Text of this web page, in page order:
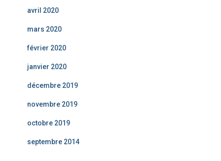
avril 2020
mars 2020
février 2020
janvier 2020
décembre 2019
novembre 2019
octobre 2019
septembre 2014